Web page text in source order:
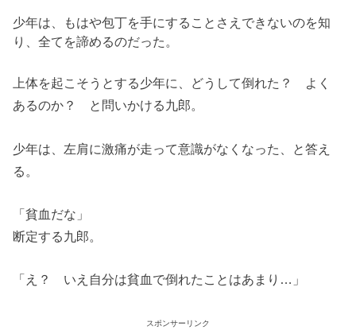
少年は、もはや包丁を手にすることさえできないのを知
り、全てを諦めるのだった。
上体を起こそうとする少年に、どうして倒れた？ よく
あるのか？ と問いかける九郎。
少年は、左肩に激痛が走って意識がなくなった、と答え
る。
「貧血だな」
断定する九郎。
「え？ いえ自分は貧血で倒れたことはあまり…」
スポンサーリンク